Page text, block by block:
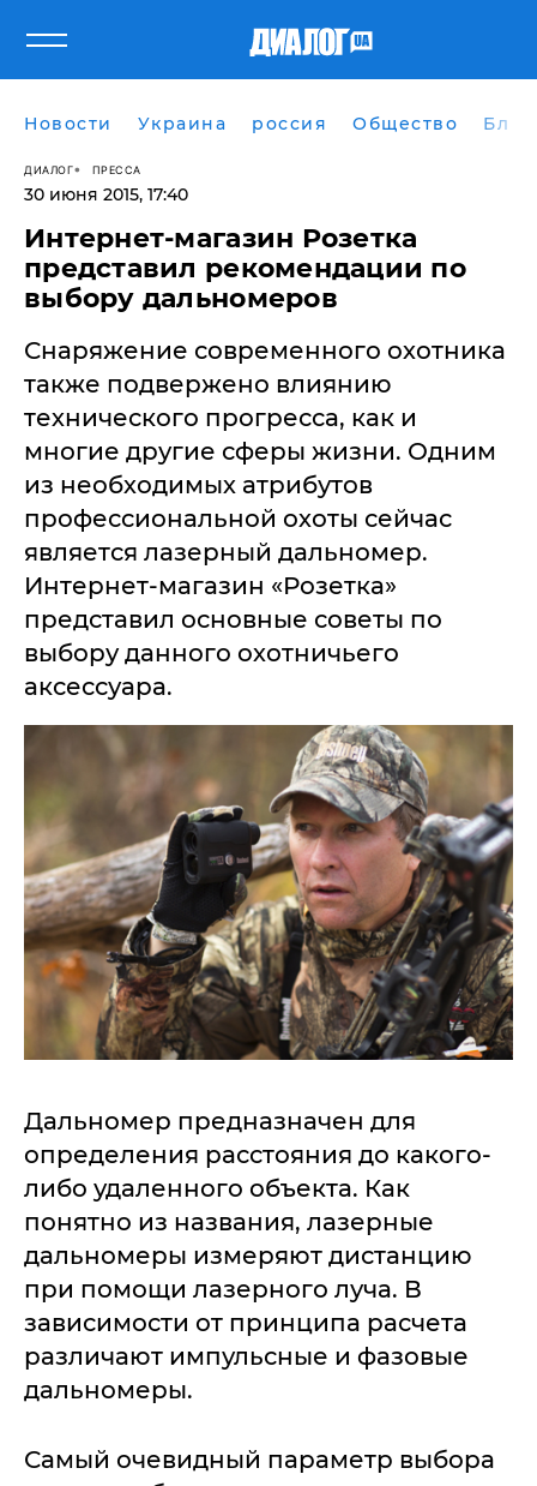
Новости Украина россия Общество
ДИАЛОГ ПРЕССА
30 июня 2015, 17:40
Интернет-магазин Розетка
представил рекомендации по
выбору дальномеров
Снаряжение современного охотника
также подвержено влиянию
технического прогресса, как и
многие другие сферы жизни. Одним
из необходимых атрибутов
профессиональной охоты сейчас
является лазерный дальномер.
Интернет-магазин «Розетка»
представил основные советы по
выбору данного охотничьего
аксессуара.
Дальномер предназначен для
определения расстояния до какого-
либо удаленного объекта. Как
понятно из названия, лазерные
дальномеры измеряют дистанцию
при помощи лазерного луча. В
зависимости от принципа расчета
различают импульсные и фазовые
дальномеры.
Самый очевидный параметр выбора